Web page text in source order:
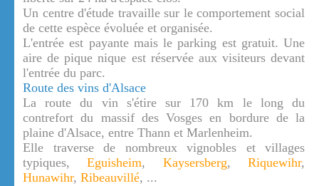
Un centre d'étude travaille sur le comportement social
de cette espèce évoluée et organisée.
L'entrée est payante mais le parking est gratuit. Une
aire de pique nique est réservée aux visiteurs devant
l'entrée du parc.
Route des vins d'Alsace
La route du vin s'étire sur 170 km le long du
contrefort du massif des Vosges en bordure de la
plaine d'Alsace, entre Thann et Marlenheim.
Elle traverse de nombreux vignobles et villages
typiques,Eguisheim, Kaysersberg,Riquewihr,
Hunawihr, Ribeauvillé, ...